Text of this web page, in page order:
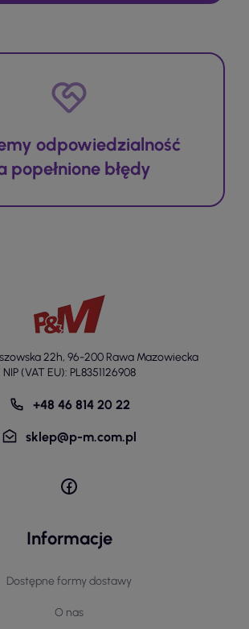
odpowiedzialność
popełnione błędy
22h, 96-200 Rawa Mazowiecka
NIP (VAT EU): PL8351126908
+48 46 814 20 22
sklep@p-m.com.pl
Informacje
Dostępne formy dostawy
O nas